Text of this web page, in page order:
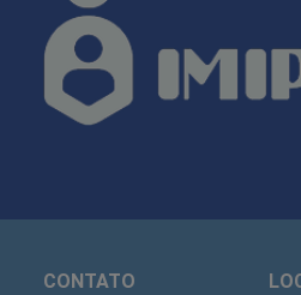
CONTATO